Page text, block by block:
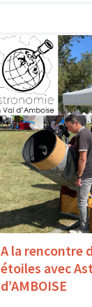
A la rencontre
étoiles avec
d’AMBOISE